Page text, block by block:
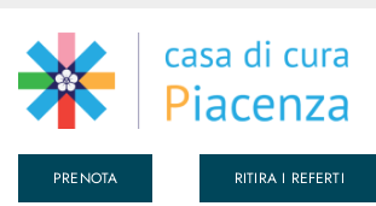
Chi Siamo
PRENOTA RITIRA I REFERTI